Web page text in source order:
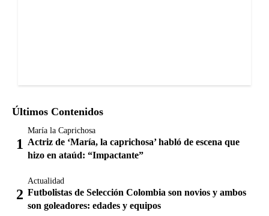
Últimos Contenidos
María la Caprichosa
Actriz de ‘María, la caprichosa’ habló de escena que
hizo en ataúd: “Impactante”
Actualidad
Futbolistas de Selección Colombia son novios y ambos
son goleadores: edades y equipos